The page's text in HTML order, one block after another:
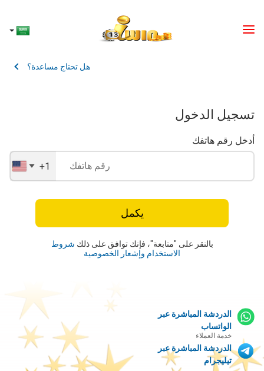
تسجيل الدخول
هل تحتاج مساعدة؟
أدخل رقم هاتفك
United
States
+1
يكمل
بالنقر على "متابعة"، فإنك توافق على ذلك شروط
الاستخدام وإشعار الخصوصية
الدردشة المباشرة عبر
الواتساب
خدمة العملاء
الدردشة المباشرة عبر
تيليجرام